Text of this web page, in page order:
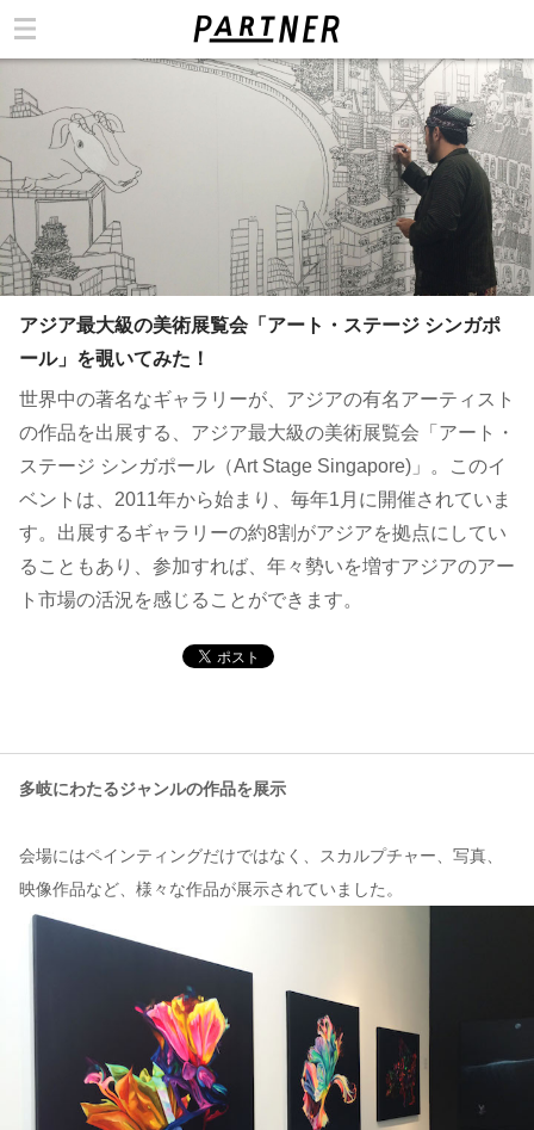
アジア最大級の美術展覧会「アート・ステージ シンガポ
ール」を覗いてみた！
世界中の著名なギャラリーが、アジアの有名アーティスト
の作品を出展する、アジア最大級の美術展覧会「アート・
ステージ シンガポール（Art Stage Singapore)」。このイ
ベントは、2011年から始まり、毎年1月に開催されていま
す。出展するギャラリーの約8割がアジアを拠点にしてい
ることもあり、参加すれば、年々勢いを増すアジアのアー
ト市場の活況を感じることができます。
多岐にわたるジャンルの作品を展示
会場にはペインティングだけではなく、スカルプチャー、写真、
映像作品など、様々な作品が展示されていました。
コンテンツ